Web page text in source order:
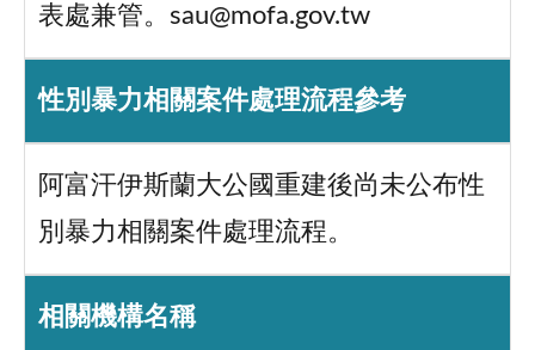
表處兼管。sau@mofa.gov.tw
性別暴力相關案件處理流程參考
阿富汗伊斯蘭大公國重建後尚未公布性
別暴力相關案件處理流程。
相關機構名稱